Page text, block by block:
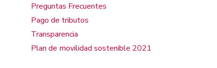
Preguntas Frecuentes
Pago de tributos
Transparencia
Plan de movilidad sostenible 2021